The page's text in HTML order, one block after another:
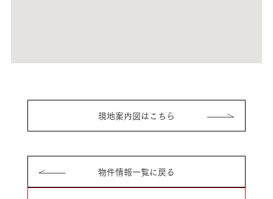
現地案内図はこちら
物件情報一覧に戻る